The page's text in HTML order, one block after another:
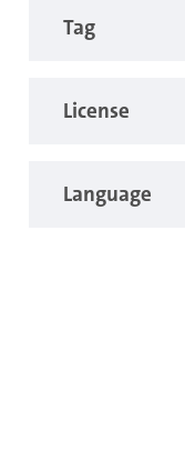
Tag
License
Language